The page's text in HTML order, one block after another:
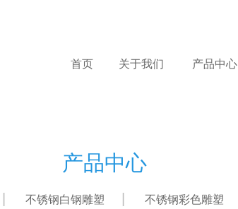
首页 关于我们 产品中心
产品中心
不锈钢白钢雕塑 不锈钢彩色雕塑